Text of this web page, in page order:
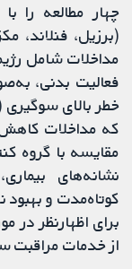
(برزیل، فنلاند،
مداخلات شامل
فعالیت بدنی،
که مداخلات
مقایسه با گروه
نشانه‌های
کوتاه‌مدت و بهبود
برای اظهارنظر در
از خدمات مراقبت